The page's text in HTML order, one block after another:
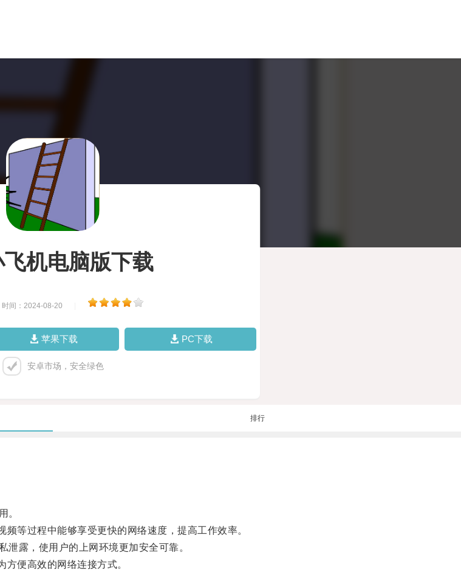
机电脑版下载
时间：2024-08-20
苹果下载 PC下载
安卓市场，安全绿色
排行
。
等过程中能够享受更快的网络速度，提高工作效率。
露，使用户的上网环境更加安全可靠。
便高效的网络连接方式。